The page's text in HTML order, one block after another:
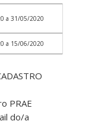
a 31/05/2020
a 15/06/2020
PRAE
do/a